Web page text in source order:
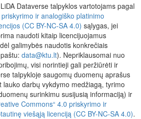
Dataverse talpyklos vartotojams pagal
ir analogiško platinimo
(CC BY-NC-SA 4.0) sąlygas, jei
naudoti kitaip licencijuojamus
galimybės naudotis konkrečiais
data@ktu.lt). Nepriklausomai nuo
visi norintieji gali peržiūrėti ir
talpykloje saugomų duomenų aprašus
darbų vykdymo medžiagą, tyrimo
surinkimu susijusią informaciją) ir
Commons“ 4.0 priskyrimo ir
viešąją licenciją (CC BY-NC-SA 4.0).